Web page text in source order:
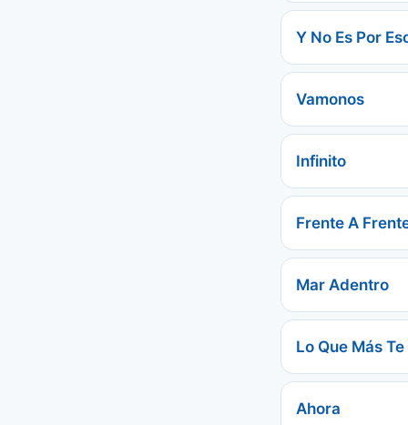
Y No Es Por
Vamonos
Infinito
Frente A
Mar Adentro
Lo Que Más
Ahora